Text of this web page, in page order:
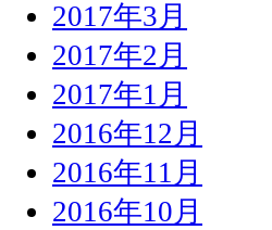
2017年3月
2017年2月
2017年1月
2016年12月
2016年11月
2016年10月